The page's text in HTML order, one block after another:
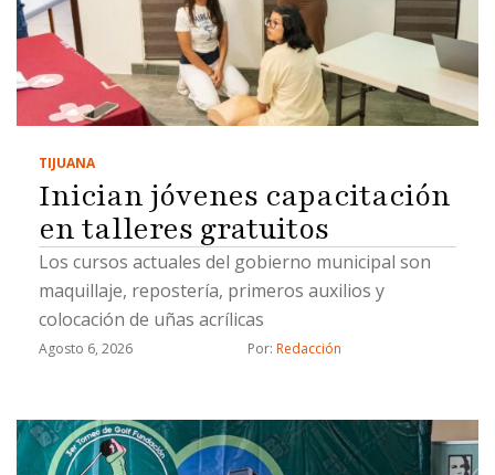
TIJUANA
Inician jóvenes capacitación
en talleres gratuitos
Los cursos actuales del gobierno municipal son
maquillaje, repostería, primeros auxilios y
colocación de uñas acrílicas
Agosto 6, 2026 Por: Redacción